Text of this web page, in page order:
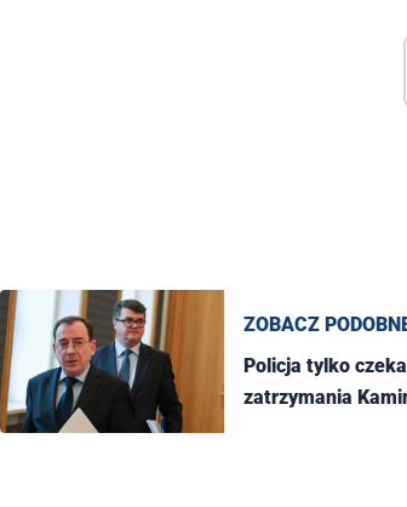
ZOBACZ
Policja tylko
zatrzymania